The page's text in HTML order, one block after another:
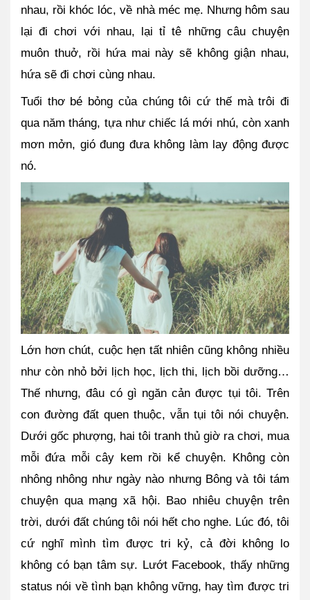
nhau, rồi khóc lóc, về nhà méc mẹ. Nhưng hôm sau
lại đi chơi với nhau, lại tỉ tê những câu chuyện
muôn thuở, rồi hứa mai này sẽ không giận nhau,
hứa sẽ đi chơi cùng nhau.
Tuổi thơ bé bỏng của chúng tôi cứ thế mà trôi đi
qua năm tháng, tựa như chiếc lá mới nhú, còn xanh
mơn mởn, gió đung đưa không làm lay động được
nó.
Lớn hơn chút, cuộc hẹn tất nhiên cũng không nhiều
như còn nhỏ bởi lịch học, lịch thi, lịch bồi dưỡng…
Thế nhưng, đâu có gì ngăn cản được tụi tôi. Trên
con đường đất quen thuộc, vẫn tụi tôi nói chuyện.
Dưới gốc phượng, hai tôi tranh thủ giờ ra chơi, mua
mỗi đứa mỗi cây kem rồi kể chuyện. Không còn
nhông nhông như ngày nào nhưng Bông và tôi tám
chuyện qua mạng xã hội. Bao nhiêu chuyện trên
trời, dưới đất chúng tôi nói hết cho nghe. Lúc đó, tôi
cứ nghĩ mình tìm được tri kỷ, cả đời không lo
không có bạn tâm sự. Lướt Facebook, thấy những
status nói về tình bạn không vững, hay tìm được tri